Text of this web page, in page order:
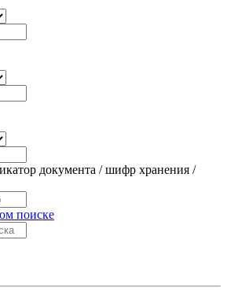
документа / шифр хранения /
поиске